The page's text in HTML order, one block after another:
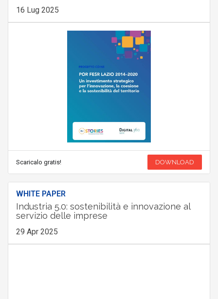
16 Lug 2025
Scaricalo gratis! DOWNLOAD
WHITE PAPER
Industria 5.0: sostenibilità e innovazione al
servizio delle imprese
29 Apr 2025